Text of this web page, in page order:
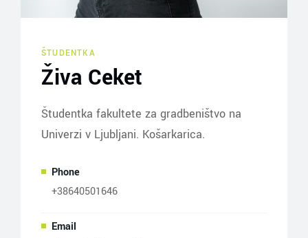
ŠTUDENTKA
Živa Ceket
Študentka fakultete za gradbeništvo na
Univerzi v Ljubljani. Košarkarica.
Phone
+38640501646
Email